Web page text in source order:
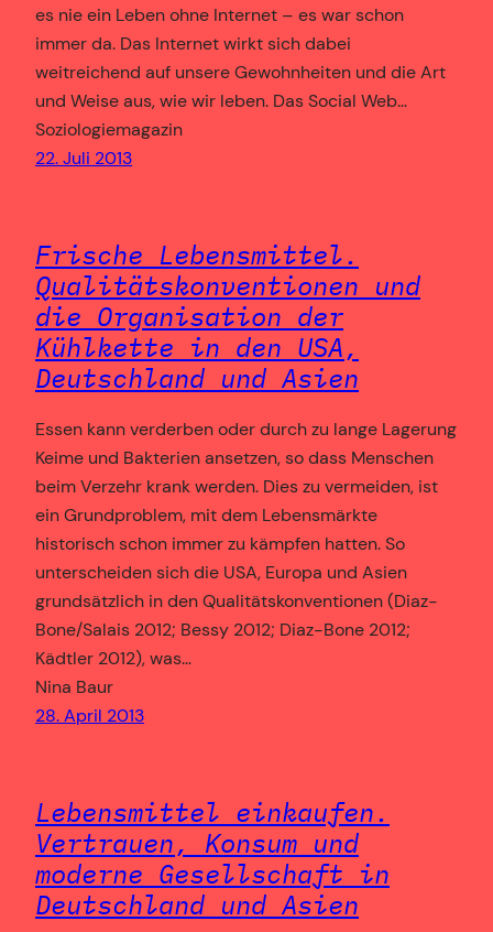
es nie ein Leben ohne Internet – es war schon
immer da. Das Internet wirkt sich dabei
weitreichend auf unsere Gewohnheiten und die Art
und Weise aus, wie wir leben. Das Social Web…
Soziologiemagazin
22. Juli 2013
Frische Lebensmittel.
Qualitätskonventionen und
die Organisation der
Kühlkette in den USA,
Deutschland und Asien
Essen kann verderben oder durch zu lange Lagerung
Keime und Bakterien ansetzen, so dass Menschen
beim Verzehr krank werden. Dies zu vermeiden, ist
ein Grundproblem, mit dem Lebensmärkte
historisch schon immer zu kämpfen hatten. So
unterscheiden sich die USA, Europa und Asien
grundsätzlich in den Qualitätskonventionen (Diaz-
Bone/Salais 2012; Bessy 2012; Diaz-Bone 2012;
Kädtler 2012), was…
Nina Baur
28. April 2013
Lebensmittel einkaufen.
Vertrauen, Konsum und
moderne Gesellschaft in
Deutschland und Asien